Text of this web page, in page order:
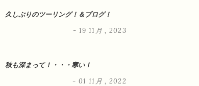
久しぶりのツーリング！＆ブログ！
- 19 11月 , 2023
秋も深まって！・・・寒い！
- 01 11月 , 2022